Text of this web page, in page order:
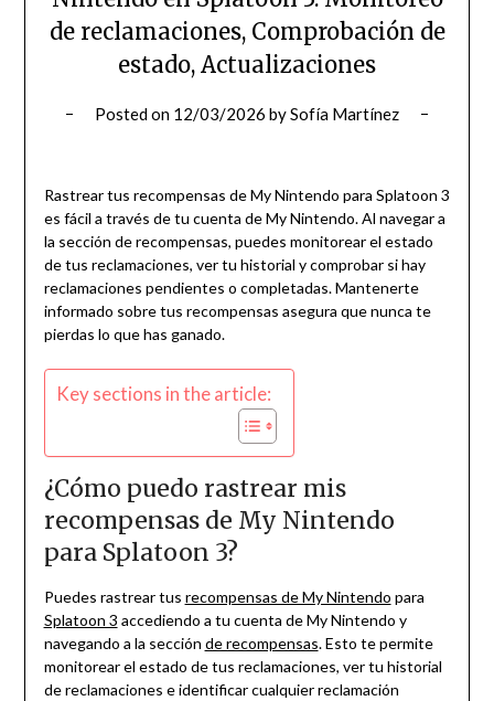
de reclamaciones, Comprobación de
estado, Actualizaciones
Posted on 12/03/2026 bySofía Martínez
Rastrear tus recompensas de My Nintendo para Splatoon 3
es fácil a través de tu cuenta de My Nintendo. Al navegar a
la sección de recompensas, puedes monitorear el estado
de tus reclamaciones, ver tu historial y comprobar si hay
reclamaciones pendientes o completadas. Mantenerte
informado sobre tus recompensas asegura que nunca te
pierdas lo que has ganado.
Key sections in the article:
¿Cómo puedo rastrear mis
recompensas de My Nintendo
para Splatoon 3?
Puedes rastrear tus recompensas de My Nintendo para
Splatoon 3 accediendo a tu cuenta de My Nintendo y
navegando a la sección de recompensas. Esto te permite
monitorear el estado de tus reclamaciones, ver tu historial
de reclamaciones e identificar cualquier reclamación